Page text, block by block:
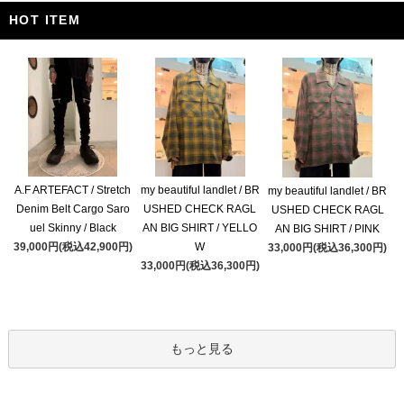
HOT ITEM
A.F ARTEFACT / Stretch
Denim Belt Cargo Saro
uel Skinny / Black
39,000円(税込42,900円)
my beautiful landlet / BR
USHED CHECK RAGL
AN BIG SHIRT / YELLO
W
33,000円(税込36,300円)
my beautiful landlet / BR
USHED CHECK RAGL
AN BIG SHIRT / PINK
33,000円(税込36,300円)
もっと見る